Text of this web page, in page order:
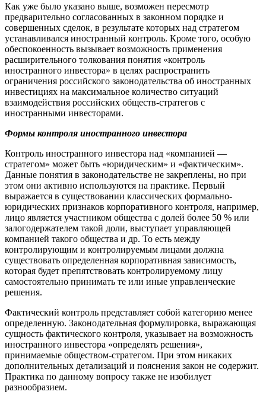
Как уже было указано выше, возможен пересмотр
предварительно согласованных в законном порядке и
совершенных сделок, в результате которых над стратегом
устанавливался иностранный контроль. Кроме того, особую
обеспокоенность вызывает возможность применения
расширительного толкования понятия «контроль
иностранного инвестора» в целях распространить
ограничения российского законодательства об иностранных
инвестициях на максимальное количество ситуаций
взаимодействия российских обществ-стратегов с
иностранными инвесторами.
Формы контроля иностранного инвестора
Контроль иностранного инвестора над «компанией —
стратегом» может быть «юридическим» и «фактическим».
Данные понятия в законодательстве не закреплены, но при
этом они активно используются на практике. Первый
выражается в существовании классических формально-
юридических признаков корпоративного контроля, например,
лицо является участником общества с долей более 50 % или
залогодержателем такой доли, выступает управляющей
компанией такого общества и др. То есть между
контролирующим и контролируемым лицами должна
существовать определенная корпоративная зависимость,
которая будет препятствовать контролируемому лицу
самостоятельно принимать те или иные управленческие
решения.
Фактический контроль представляет собой категорию менее
определенную. Законодательная формулировка, выражающая
сущность фактического контроля, указывает на возможность
иностранного инвестора «определять решения»,
принимаемые обществом-стратегом. При этом никаких
дополнительных детализаций и пояснения закон не содержит.
Практика по данному вопросу также не изобилует
разнообразием.